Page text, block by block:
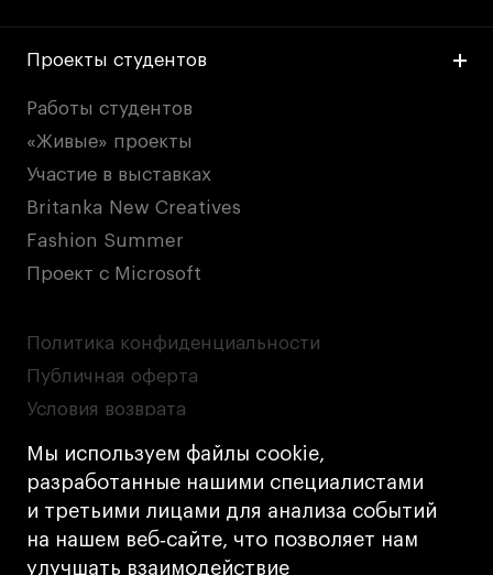
Мы используем файлы cookie,
разработанные нашими специалистами
и третьими лицами для анализа событий
на нашем веб‑сайте, что позволяет нам
улучшать взаимодействие
Проекты студентов
Работы студентов
«Живые» проекты
Участие в выставках
Britanka New Creatives
Fashion Summer
Проект с Microsoft
Политика конфиденциальности
Публичная оферта
Условия возврата
Кредит на образование с господдержкой
Лицензия на осуществление образовательной
деятельности АНО ВО «Универсальный
Университет»
Карта сайта